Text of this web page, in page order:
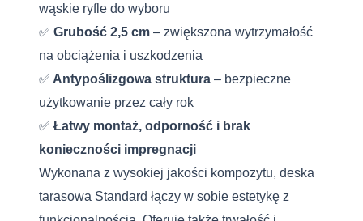
wąskie ryfle do wyboru
✅ Grubość 2,5 cm – zwiększona wytrzymałość
na obciążenia i uszkodzenia
✅ Antypoślizgowa struktura – bezpieczne
użytkowanie przez cały rok
✅ Łatwy montaż, odporność i brak
konieczności impregnacji
Wykonana z wysokiej jakości kompozytu, deska
tarasowa Standard łączy w sobie estetykę z